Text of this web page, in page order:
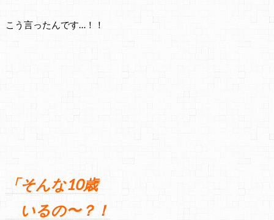
こう言ったんです…！！
「そんな10歳
いるの〜？！